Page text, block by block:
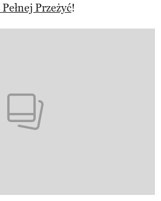
Przeżyć!